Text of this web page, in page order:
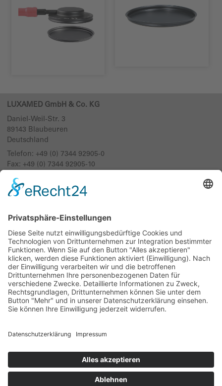
LUXAMED GmbH & Co. KG
Daniel-Weil-Str. 3
89143 Blaubeuren
Deutschland
Telefon: +49 (0) 7344 92905-0
Fax: +49 (0) 7344 92905-10
info@luxamed.de
www.luxamed.de
Impressum
Datenschutz
Sitemap
Cookie-Einstellungen